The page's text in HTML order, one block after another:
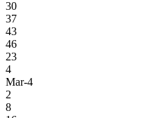
30
37
43
46
23
4
Mar-4
2
8